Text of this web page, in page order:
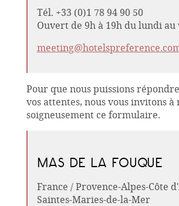
Tél. +33 (0)1 78 94 90 50
Ouvert de 9h à 19h du lundi
Pour que nous puissions
vos attentes, nous vous invitons
soigneusement ce formulaire.
MAS DE LA FOUQUE
France / Provence-Alpes-Côte
Saintes-Maries-de-la-Mer